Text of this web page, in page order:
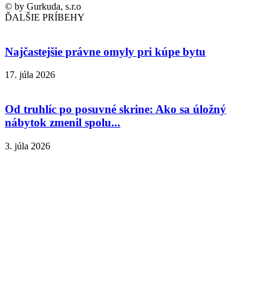
© by Gurkuda, s.r.o
ĎALŠIE PRÍBEHY
Najčastejšie právne omyly pri kúpe bytu
17. júla 2026
Od truhlíc po posuvné skrine: Ako sa úložný
nábytok zmenil spolu...
3. júla 2026